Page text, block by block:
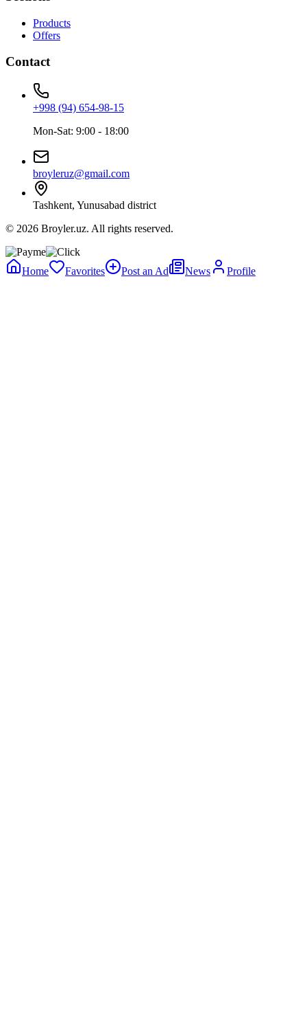
Products
Offers
Contact
+998 (94) 654-98-15
Mon-Sat: 9:00 - 18:00
broyleruz@gmail.com
Tashkent, Yunusabad district
© 2026 Broyler.uz. All rights reserved.
Home Favorites Post an Ad News Profile